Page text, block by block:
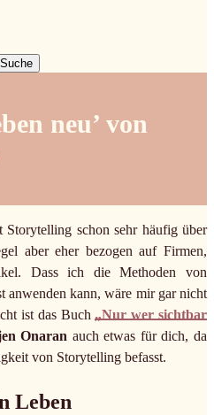
Suche
neu’ von
schon sehr häufig über
aber eher bezogen auf Firmen,
Dass ich die Methoden von
anwenden kann, wäre mir gar nicht
ist das Buch „Nur wer sichtbar
Onaran auch etwas für dich, da
von Storytelling befasst.
Leben